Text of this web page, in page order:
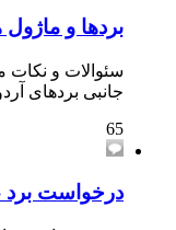
بردها و ماژول
سئوالات و نکات
جانبی بردهای
65
درخواست برد